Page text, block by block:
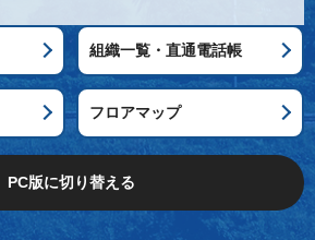
組織一覧・直通電話帳
フロアマップ
PC版に切り替える